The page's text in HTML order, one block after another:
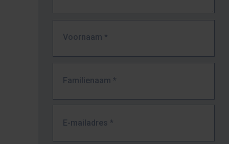
Voornaam *
Familienaam *
E-mailadres *